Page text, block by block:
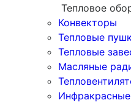
Тепловое
Конвекторы
Тепловые
Тепловые
Масляные